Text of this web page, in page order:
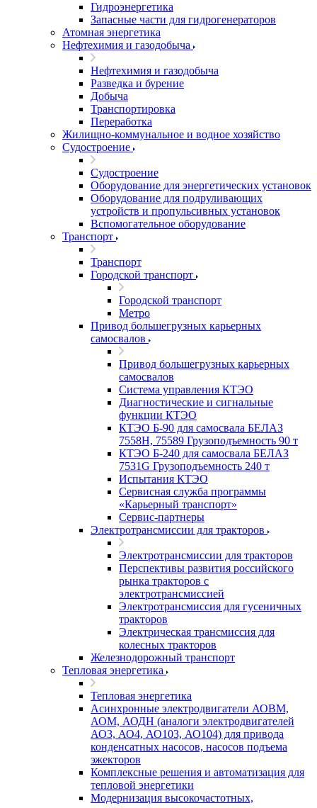
Гидроэнергетика
Запасные части для гидрогенераторов
Атомная энергетика
Нефтехимия и газодобыча
Нефтехимия и газодобыча
Разведка и бурение
Добыча
Транспортировка
Переработка
Жилищно-коммунальное и водное хозяйство
Судостроение
Судостроение
Оборудование для энергетических установок
Оборудование для подруливающих
устройств и пропульсивных установок
Вспомогательное оборудование
Транспорт
Транспорт
Городской транспорт
Городской транспорт
Метро
Привод большегрузных карьерных
самосвалов
Привод большегрузных карьерных
самосвалов
Система управления КТЭО
Диагностические и сигнальные
функции КТЭО
КТЭО Б-90 для самосвала БЕЛАЗ
7558H, 75589 Грузоподъемность 90 т
КТЭО Б-240 для самосвала БЕЛАЗ
7531G Грузоподъемность 240 т
Испытания КТЭО
Сервисная служба программы
«Карьерный транспорт»
Сервис-партнеры
Электротрансмиссии для тракторов
Электротрансмиссии для тракторов
Перспективы развития российского
рынка тракторов с
электротрансмиссией
Электротрансмиссия для гусеничных
тракторов
Электрическая трансмиссия для
колесных тракторов
Железнодорожный транспорт
Тепловая энергетика
Тепловая энергетика
Асинхронные электродвигатели АОВМ,
АОМ, АОДН (аналоги электродвигателей
АО3, АО4, АО103, АО104) для привода
конденсатных насосов, насосов подъема
эжекторов
Комплексные решения и автоматизация для
тепловой энергетики
Модернизация высокочастотных,